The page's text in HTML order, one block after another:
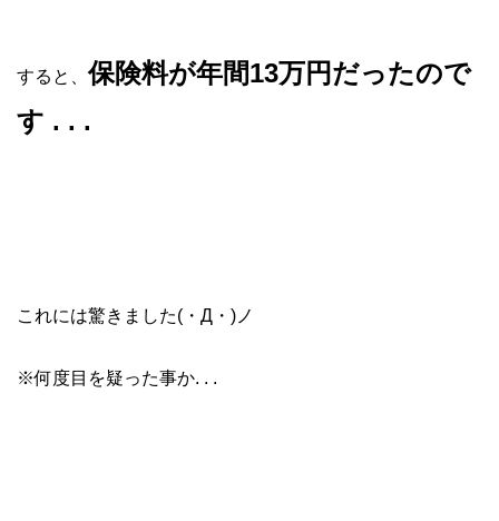
すると、保険料が年間13万円だったので
す . . .
これには驚きました(・Д・)ノ
※何度目を疑った事か. . .